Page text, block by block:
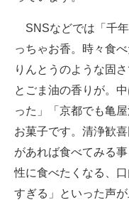
SNSなどでは「千
っちゃお香。時々食
りんとうのような固
とごま油の香りが。
った」「京都でも亀
お菓子です。清浄歓
があれば食べてみる
性に食べたくなる、
すぎる」といった声が